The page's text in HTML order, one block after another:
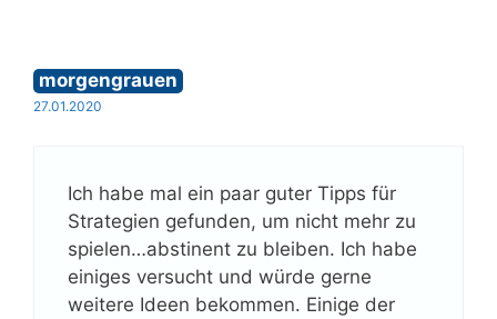
morgengrauen
27.01.2020
Ich habe mal ein paar guter Tipps für
Strategien gefunden, um nicht mehr zu
spielen…abstinent zu bleiben. Ich habe
einiges versucht und würde gerne
weitere Ideen bekommen. Einige der